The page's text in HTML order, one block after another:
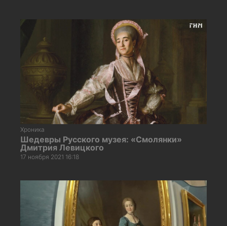
Хроника
Шедевры Русского музея: «Смолянки»
Дмитрия Левицкого
17 ноября 2021 16:18